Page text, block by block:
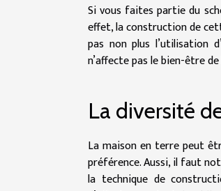
Si vous faites partie du
effet, la construction de
pas non plus l’utilisation
n’affecte pas le bien-être
La diversité
La maison en terre peut
préférence. Aussi, il faut
la technique de